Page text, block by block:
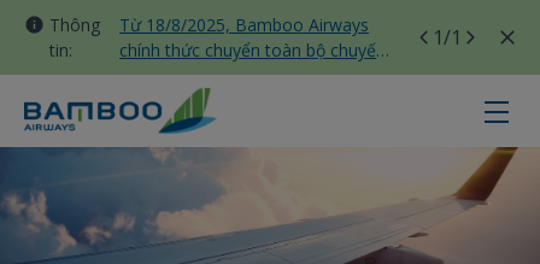
Thông
tin:
Từ 18/8/2025, Bamboo Airways
chính thức chuyển toàn bộ chuyến
bay nội địa sang nhà ga T3 Tân
Sơn Nhất
1/1
Phương thức thanh toán -